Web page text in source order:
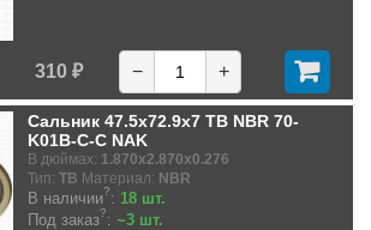
310 ₽ − +
Сальник 47.5x72.9x7 TB NBR 70-
K01B-C-C NAK
В дюймах: 1.870x2.870x0.276
Тип: TB Материал: NBR
В наличии?: 18 шт.
Под заказ?: ~3 шт.